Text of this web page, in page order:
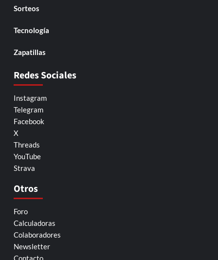
Sorteos
Tecnología
Zapatillas
Redes Sociales
Instagram
Telegram
Facebook
X
Threads
YouTube
Strava
Otros
Foro
Calculadoras
Colaboradores
Newsletter
Contacto